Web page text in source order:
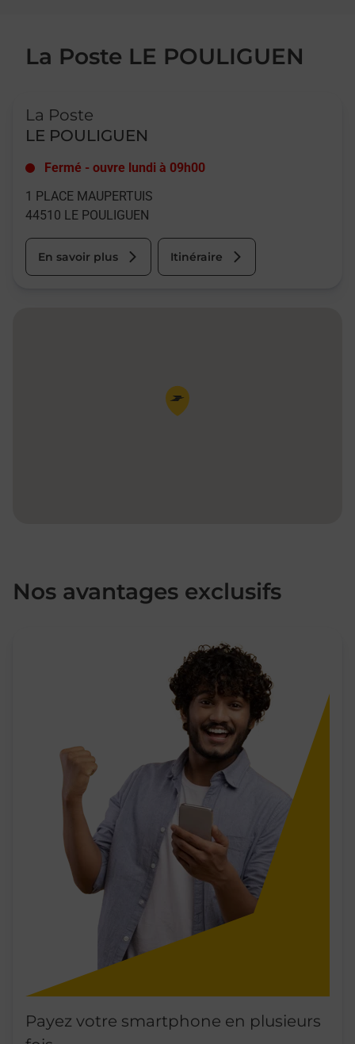
La Poste LE POULIGUEN
La Poste
LE POULIGUEN
Fermé - ouvre lundi à 09h00
1 PLACE MAUPERTUIS
44510 LE POULIGUEN
En savoir plus Itinéraire
Pin de la carte
Nos avantages exclusifs
Payez votre smartphone en plusieurs